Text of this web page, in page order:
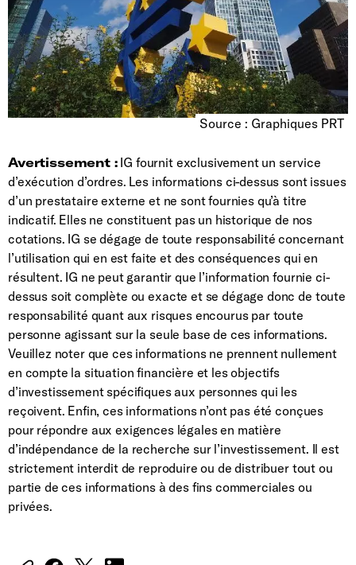
Source : Graphiques PRT
Avertissement :IG fournit exclusivement un service
d’exécution d’ordres. Les informations ci-dessus sont issues
d’un prestataire externe et ne sont fournies qu’à titre
indicatif. Elles ne constituent pas un historique de nos
cotations. IG se dégage de toute responsabilité concernant
l’utilisation qui en est faite et des conséquences qui en
résultent. IG ne peut garantir que l’information fournie ci-
dessus soit complète ou exacte et se dégage donc de toute
responsabilité quant aux risques encourus par toute
personne agissant sur la seule base de ces informations.
Veuillez noter que ces informations ne prennent nullement
en compte la situation financière et les objectifs
d’investissement spécifiques aux personnes qui les
reçoivent. Enfin, ces informations n’ont pas été conçues
pour répondre aux exigences légales en matière
d’indépendance de la recherche sur l’investissement. Il est
strictement interdit de reproduire ou de distribuer tout ou
partie de ces informations à des fins commerciales ou
privées.